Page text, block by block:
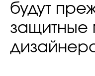
будут
защитные